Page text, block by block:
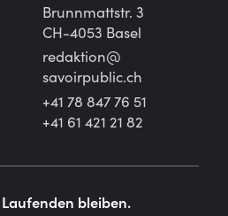
Brunnmattstr. 3
CH-4053 Basel
redaktion@
savoirpublic.ch
+41 78 847 76 51
+41 61 421 21 82
bleiben.